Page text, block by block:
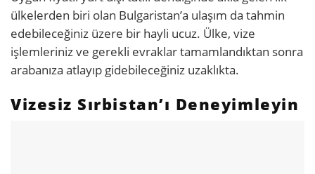
ülkelerden biri olan Bulgaristan’a ulaşım da tahmin
edebileceğiniz üzere bir hayli ucuz. Ülke, vize
işlemleriniz ve gerekli evraklar tamamlandıktan sonra
arabanıza atlayıp gidebileceğiniz uzaklıkta.
Vizesiz Sırbistan’ı Deneyimleyin